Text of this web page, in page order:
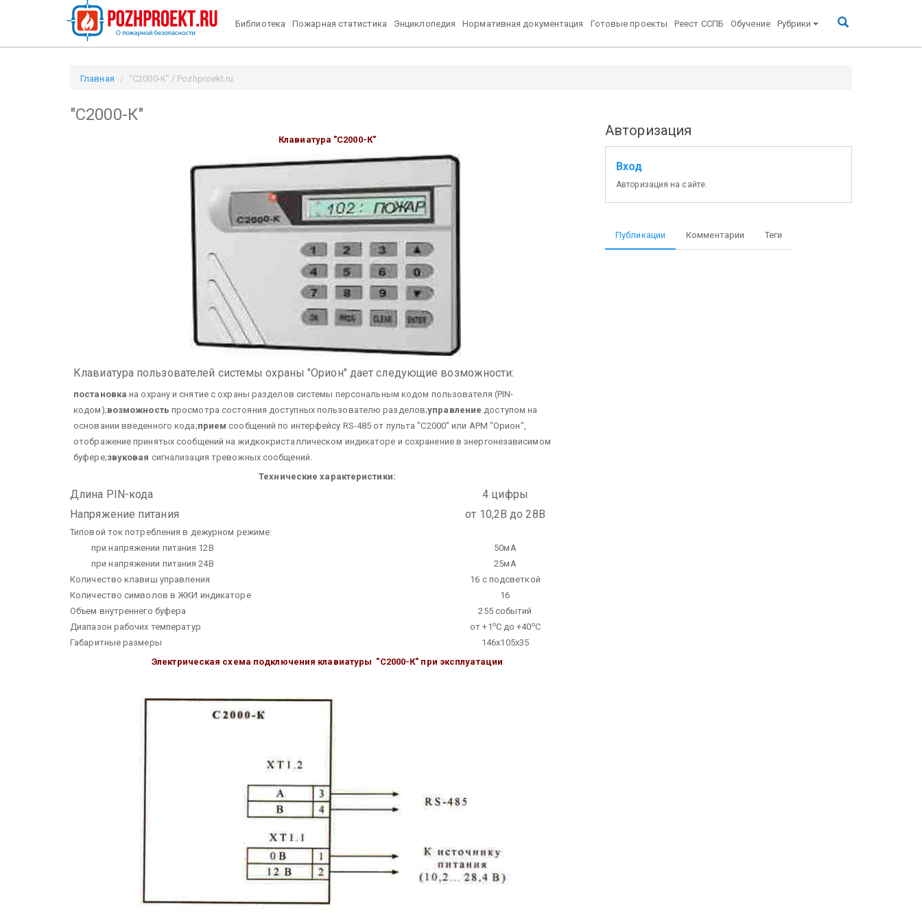
Библиотека Пожарная статистика Энциклопедия Нормативная документация Готовые проекты Реест ССПБ Обучение Рубрики
Главная "С2000-К" / Pozhproekt.ru
"С2000-К"
Клавиатура "С2000-К"
Клавиатура пользователей системы охраны "Орион" дает следующие возможности:
постановка на охрану и снятие с охраны разделов системы персональным кодом пользователя (PIN-
кодом);возможность просмотра состояния доступных пользователю разделов;управление доступом на
основании введенного кода;прием сообщений по интерфейсу RS-485 от пульта "С2000" или АРМ "Орион",
отображение принятых сообщений на жидкокристаллическом индикаторе и сохранение в энергонезависимом
буфере;звуковая сигнализация тревожных сообщений.
Технические характеристики:
Длина PIN-кода
4 цифры
Напряжение питания
от 10,2В до 28В
Типовой ток потребления в дежурном режиме:
при напряжении питания 12В
50мА
при напряжении питания 24В
25мА
Количество клавиш управления
16 с подсветкой
Количество символов в ЖКИ индикаторе
16
Объем внутреннего буфера
255 событий
Диапазон рабочих температур
от +1оС до +40оС
Габаритные размеры
146х105х35
Электрическая схема подключения клавиатуры "С2000-К" при эксплуатации
Авторизация
Вход
Авторизация на сайте.
Публикации Комментарии Теги